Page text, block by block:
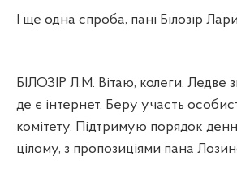
І ще одна спроба, пані Білозір
БІЛОЗІР Л.М. Вітаю, колеги. Ледве
де є інтернет. Беру участь
комітету. Підтримую порядок
цілому, з пропозиціями пана